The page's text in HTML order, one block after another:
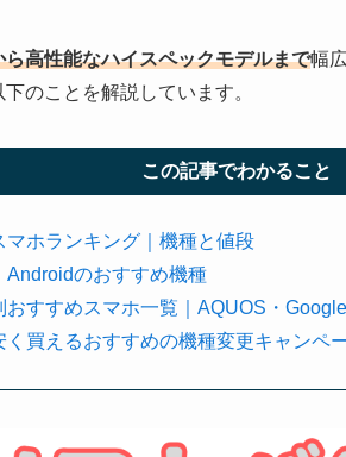
ら高性能なハイスペックモデルまで幅
のことを解説しています。
この記事でわかること
ホランキング｜機種と値段
Androidのおすすめ機種
おすすめスマホ一覧｜AQUOS・
買えるおすすめの機種変更キャンペ